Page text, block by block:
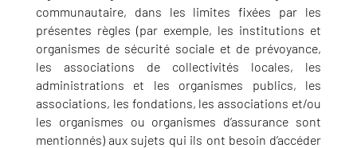
communautaire, dans les limites fixées par les
présentes règles (par exemple, les institutions et
organismes de sécurité sociale et de prévoyance,
les associations de collectivités locales, les
administrations et les organismes publics, les
associations, les fondations, les associations et/ou
les organismes ou organismes d’assurance sont
mentionnés) aux sujets qui ils ont besoin d’accéder